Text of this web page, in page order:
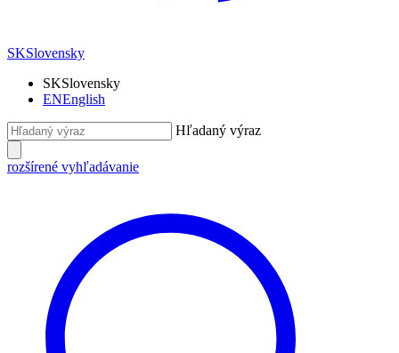
SKSlovensky
SKSlovensky
ENEnglish
Hľadaný výraz
rozšírené vyhľadávanie